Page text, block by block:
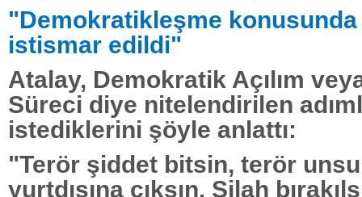
"Demokratikleşme konusunda
istismar edildi"
Atalay, Demokratik Açılım
Süreci diye nitelendirilen
istediklerini şöyle anlattı:
"Terör şiddet bitsin, terör
yurtdışına çıksın. Silah